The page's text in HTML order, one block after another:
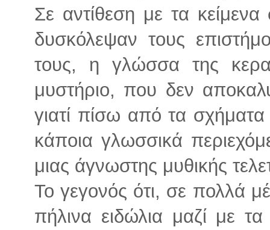
Σε αντίθεση με τα
δυσκόλεψαν τους
τους, η γλώσσα της
μυστήριο, που δεν
γιατί πίσω από τα
κάποια γλωσσικά
μιας άγνωστης μυθικής
Το γεγονός ότι, σε πολλά
πήλινα ειδώλια μαζί με